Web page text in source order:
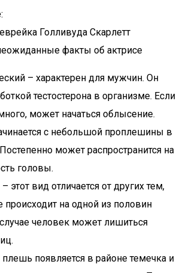
Голливуда Скарлетт
факты об актрисе
– характерен для мужчин. Он
тестостерона в организме. Если
может начаться облысение.
с небольшой проплешины в
может распространится на
головы.
этот вид отличается от других тем,
происходит на одной из половин
человек может лишиться
появляется в районе темечка и